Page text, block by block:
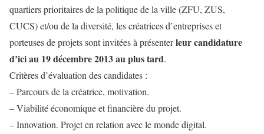
quartiers prioritaires de la politique de la ville (ZFU, ZUS,
CUCS) et/ou de la diversité, les créatrices d’entreprises et
porteuses de projets sont invitées à présenterleur candidature
d’ici au 19 décembre 2013 au plus tard.
Critères d’évaluation des candidates :
– Parcours de la créatrice, motivation.
– Viabilité économique et financière du projet.
– Innovation. Projet en relation avec le monde digital.